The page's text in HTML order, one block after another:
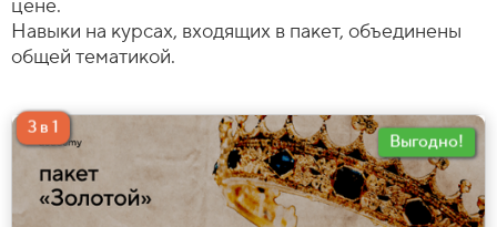
цене.
Навыки на курсах, входящих в пакет, объединены
общей тематикой.
3 в 1
Выгодно!